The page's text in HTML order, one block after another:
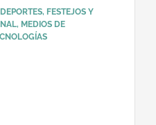
FESTEJOS Y
MEDIOS DE